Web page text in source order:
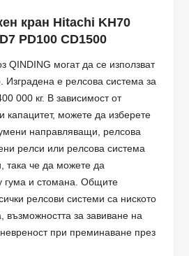
кран Hitachi KH70
PD100 CD1500
QINDING могат да се използват
Изградена е релсова система за
000 кг. В зависимост от
капацитет, можете да изберете
направляващи, релсова
релси или релсова система
така че да можете да
гума и стомана. Общите
релсови системи са ниското
възможността за завиване на
при преминаване през